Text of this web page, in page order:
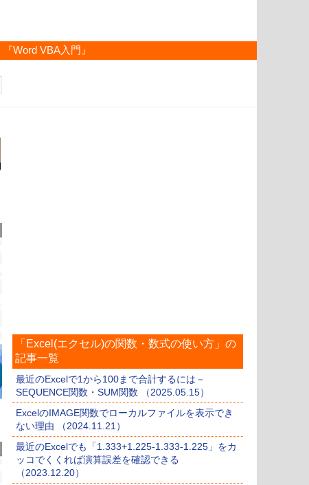
『Word VBA入門』
「Excel(エクセル)の関数・数式の使い方」の
記事一覧
最近のExcelで1から100まで合計するには－
SEQUENCE関数・SUM関数 （2025.05.15）
ExcelのIMAGE関数でローカルファイルを表示でき
ない理由 （2024.11.21）
最近のExcelでも「1.333+1.225-1.333-1.225」をカ
ッコでくくれば演算誤差を確認できる
（2023.12.20）